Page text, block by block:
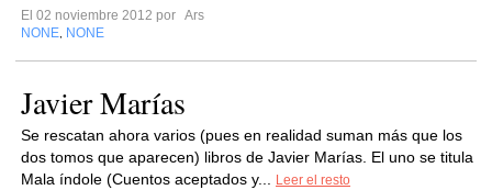
El 02 noviembre 2012 por Ars
NONE NONE
Javier Marías
Se rescatan ahora varios (pues en realidad suman más que los
dos tomos que aparecen) libros de Javier Marías. El uno se titula
Mala índole (Cuentos aceptados y...
Leer el resto